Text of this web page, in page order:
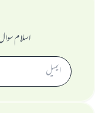
اسلام